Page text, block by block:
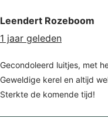
Leendert Rozeboom
1 jaar geleden
Gecondoleerd luitjes, met
Geweldige kerel en altijd
Sterkte de komende tijd!